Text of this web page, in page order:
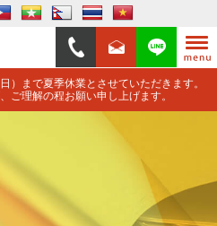
）まで夏季休業とさせていただきます。
ご理解の程お願い申し上げます。